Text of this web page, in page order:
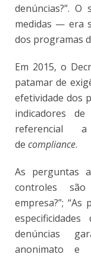
denúncias?”.
medidas — era
dos programas
Em 2015, o
patamar de
efetividade dos
indicadores
referencial
de compliance.
As perguntas
controles
empresa?”;
denúncias
anonimato e